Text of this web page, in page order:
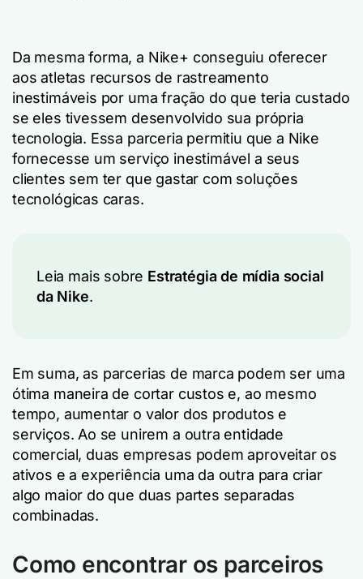
Da mesma forma, a Nike+ conseguiu oferecer
aos atletas recursos de rastreamento
inestimáveis por uma fração do que teria custado
se eles tivessem desenvolvido sua própria
tecnologia. Essa parceria permitiu que a Nike
fornecesse um serviço inestimável a seus
clientes sem ter que gastar com soluções
tecnológicas caras.
Leia mais sobre Estratégia de mídia social
da Nike.
Em suma, as parcerias de marca podem ser uma
ótima maneira de cortar custos e, ao mesmo
tempo, aumentar o valor dos produtos e
serviços. Ao se unirem a outra entidade
comercial, duas empresas podem aproveitar os
ativos e a experiência uma da outra para criar
algo maior do que duas partes separadas
combinadas.
Como encontrar os parceiros